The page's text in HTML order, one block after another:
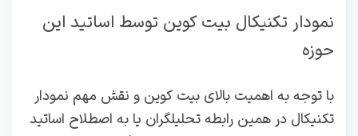
نمودار تکنیکال بیت کوین توسط اساتید این
حوزه
با توجه به اهمیت بالای بیت کوین و نقش مهم نمودار
تکنیکال در همین رابطه تحلیلگران یا به اصطلاح اساتید